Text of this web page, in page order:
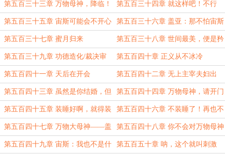
冬又走啦
第五百三十三章 万物母神，降临！ 第五百三十四章 就这样吧！不行
第五百三十五章 宙斯可能会不开心
的
第五百三十六章 盖亚：那不怕宙斯
是假的
第五百三十七章 蜜月归来 第五百三十八章 世间最美，便是矜
持女子的脸红与情话
第五百三十九章 功德造化/裁决审
判！
第五百四十章 正义从不冰冷
第五百四十一章 天后在开会 第五百四十二章 无上主宰夫妇出
行！
第五百四十三章 虽然是你结婚，但
我们才是主角哦（5.2K）
第五百四十四章 万物母神，请开门
~（6K）
第五百四十五章 装睡好啊，就得装
啊（6K）
第五百四十六章 不装睡了！再也不
装了！（6.4K）
第五百四十七章 万物大母神——盖
亚！（9.8K）
第五百四十八章 你不会对万物母神
做什么了吧？
第五百四十九章 宙斯：我也不是什 第五百五十章 呐，这个就叫刺激